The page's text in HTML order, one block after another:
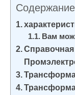
Содержание
Вам